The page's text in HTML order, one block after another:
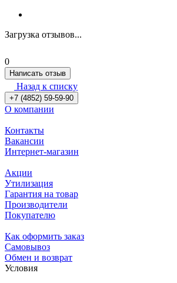
Загрузка отзывов...
0
Написать отзыв
Назад к списку
+7 (4852) 59-59-90
О компании
Контакты
Вакансии
Интернет-магазин
Акции
Утилизация
Гарантия на товар
Производители
Покупателю
Как оформить заказ
Самовывоз
Обмен и возврат
Условия